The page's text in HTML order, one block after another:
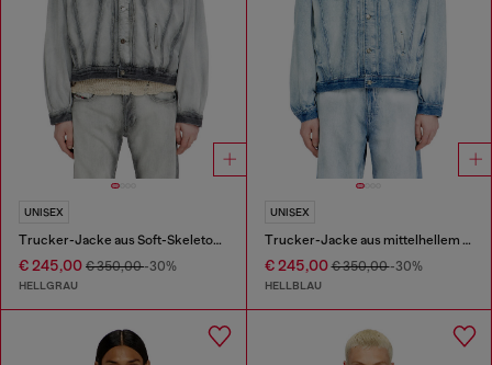
UNISEX
Trucker-Jacke aus Soft-Skeleton-Denim
€ 245,00 € 350,00-30%
HELLGRAU
UNISEX
Trucker-Jacke aus mittelhellem Skeleton-Denim
€ 245,00€ 350,00-30%
HELLBLAU